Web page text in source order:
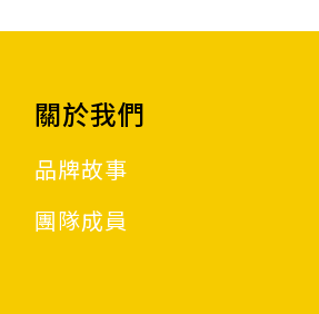
關於我們
品牌故事
團隊成員